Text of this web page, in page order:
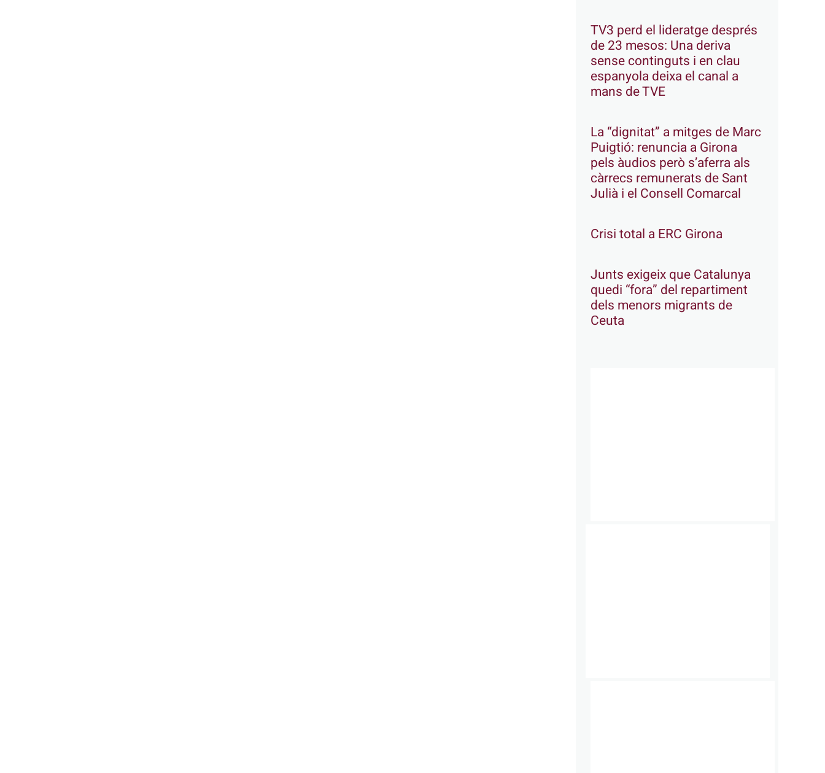
TV3 perd el lideratge després
de 23 mesos: Una deriva
sense continguts i en clau
espanyola deixa el canal a
mans de TVE
La “dignitat” a mitges de Marc
Puigtió: renuncia a Girona
pels àudios però s’aferra als
càrrecs remunerats de Sant
Julià i el Consell Comarcal
Crisi total a ERC Girona
Junts exigeix que Catalunya
quedi “fora” del repartiment
dels menors migrants de
Ceuta